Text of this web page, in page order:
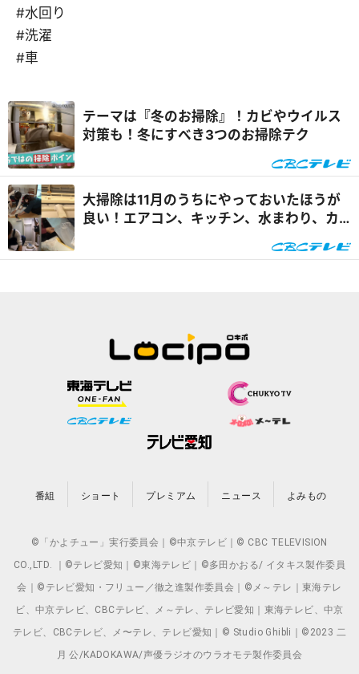
#水回り
#洗濯
#車
テーマは『冬のお掃除』！カビやウイルス
対策も！冬にすべき3つのお掃除テク
大掃除は11月のうちにやっておいたほうが
良い！エアコン、キッチン、水まわり、カ
番組 ショート プレミアム ニュース よみもの
©「かよチュー」実行委員会｜©中京テレビ｜© CBC TELEVISION
CO.,LTD. ｜©テレビ愛知｜©東海テレビ｜©多田かおる/ イタキス製作委員
会｜©テレビ愛知・フリュー／徹之進製作委員会｜©メ～テレ｜東海テレ
ビ、中京テレビ、CBCテレビ、メ～テレ、テレビ愛知｜東海テレビ、中京
テレビ、CBCテレビ、メ〜テレ、テレビ愛知｜© Studio Ghibli｜©2023 二
月 公/KADOKAWA/声優ラジオのウラオモテ製作委員会